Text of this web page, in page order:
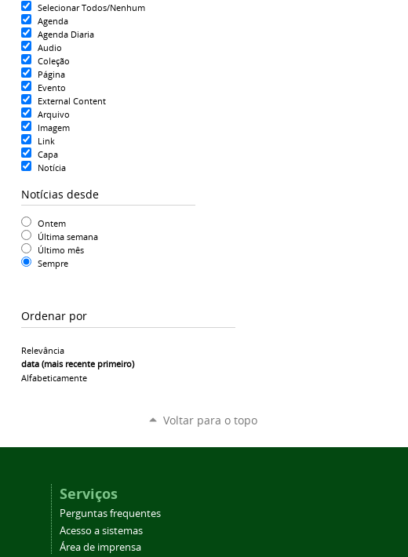
Selecionar Todos/Nenhum
Agenda
Agenda Diaria
Audio
Coleção
Página
Evento
External Content
Arquivo
Imagem
Link
Capa
Notícia
Notícias desde
Ontem
Última semana
Último mês
Sempre
Ordenar por
Relevância
data (mais recente primeiro)
Alfabeticamente
Voltar para o topo
Serviços
Perguntas frequentes
Acesso a sistemas
Área de imprensa